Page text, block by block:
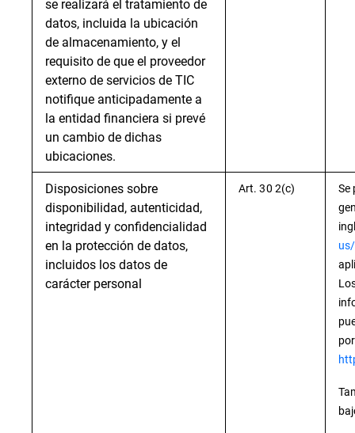
se realizará el tratamiento de
datos, incluida la ubicación
de almacenamiento, y el
requisito de que el proveedor
externo de servicios de TIC
notifique anticipadamente a
la entidad financiera si prevé
un cambio de dichas
ubicaciones.
Disposiciones sobre
disponibilidad, autenticidad,
integridad y confidencialidad
en la protección de datos,
incluidos los datos de
carácter personal
Art. 30 2(c)
Se